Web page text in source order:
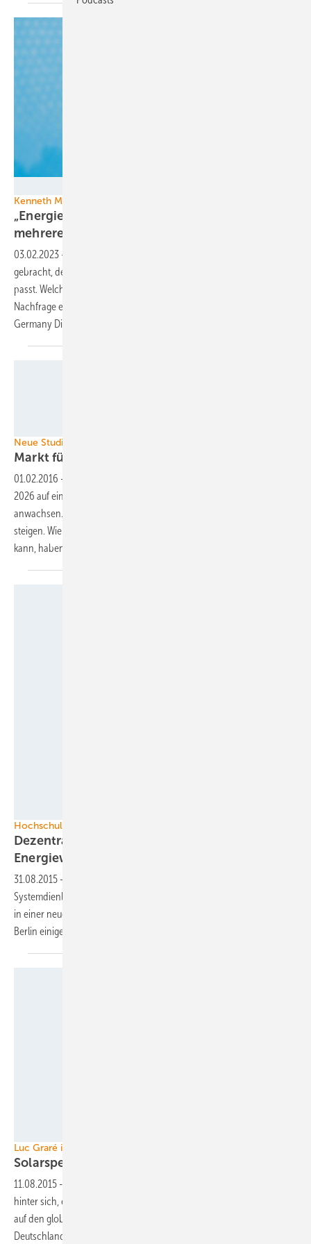
Kenneth Marcel Frey von Huawei
„Energiespeicherung und Sicherheit sind seit
mehreren Jahren Teil unserer
03.02.2023 -
gebracht, der gut zu gesamten Leistungselektronik des Unternehmens
passt. Welche Rolle dabei die Sicherheit spielt und wie sich die
Nachfrage entwickelt, erklärt Kenneth Marcel Frey, Leiter von
Germany Digital Power bei
Neue Studie von Lux Research
Markt für Solarstromspeicher wächst
01.02.2016 -
2026 auf eine jährlich installierte Gesamtleistung von 50 Gigawatt
anwachsen. Die Umsätze werden auf acht Milliarden Dollar jährlich
steigen. Wie die Branche der Solarstromspeicher erwachsen werden
kann, haben Bostoner Analysten in einer Studie
Hochschule für Technik und Wirtschaft Berlin
Dezentrale Solarstromspeicher für die
Energiewende
31.08.2015 -
Systemdienlichkeit von dezentralen Solarspeichern wissen will, kann
in einer neuen Publikation der Hochschule für Technik und Wirtschaft
Berlin einiges dazu
Luc Graré im Interview
Solarspeicherpreise gehen in den
11.08.2015 -
hinter sich, ein rasantes US-Wachstum erlebt und blickt optimistisch
auf den globalen Solarmarkt. Konservativer ist der Ausblick für
Deutschland. Ein Interview mit Luc Graré, Senior Vice President Sales